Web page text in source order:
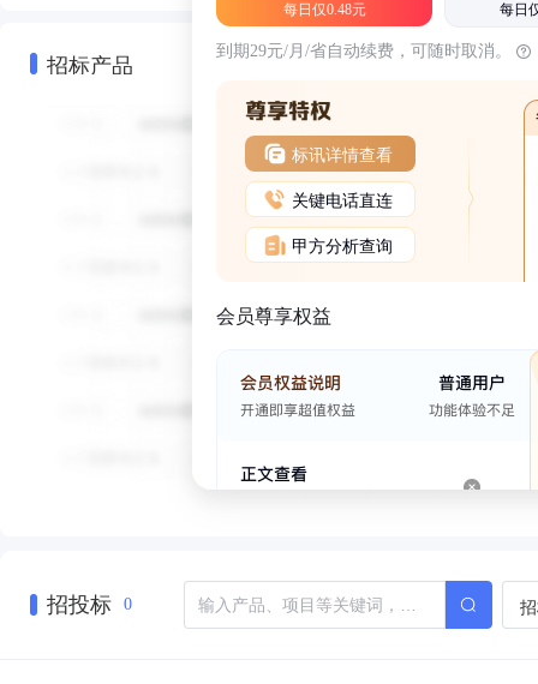
招标产品
每日仅0.48元 每日
到期29元/月/省自动续费，可随时取消。
标讯详情查看
关键电话直连
甲方分析查询
会员尊享权益
招投标 0